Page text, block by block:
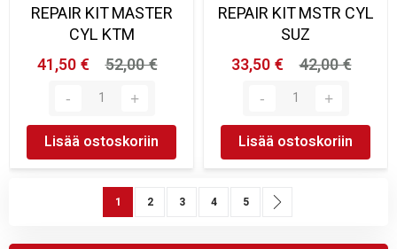
REPAIR KIT MASTER
CYL KTM
41,50 €
52,00 €
Lisää ostoskoriin
REPAIR KIT MSTR CYL
SUZ
33,50 €
42,00 €
Lisää ostoskoriin
SivuYou're currently reading page
1 Sivu
2 Sivu
3 Sivu
4 Sivu
5